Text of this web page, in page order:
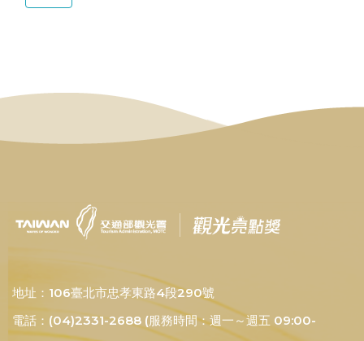
地址：106臺北市忠孝東路4段290號
電話：(04)2331-2688 (服務時間：週一～週五 09:00-